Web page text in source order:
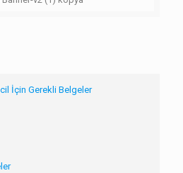
İçin Gerekli Belgeler